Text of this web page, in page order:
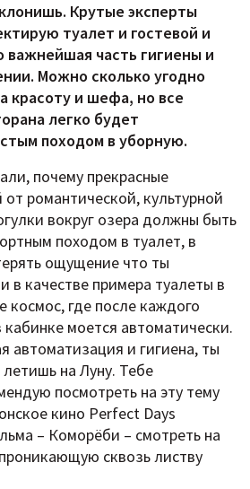
Крутые эксперты
туалет и гостевой и
важнейшая часть гигиены и
Можно сколько угодно
красоту и шефа, но все
легко будет
походом в уборную.
почему прекрасные
романтической, культурной
вокруг озера должны быть
походом в туалет, в
ощущение что ты
в качестве примера туалеты в
где после каждого
моется автоматически.
автоматизация и гигиена, ты
на Луну. Тебе
посмотреть на эту тему
кино Perfect Days
– Коморёби – смотреть на
сквозь листву